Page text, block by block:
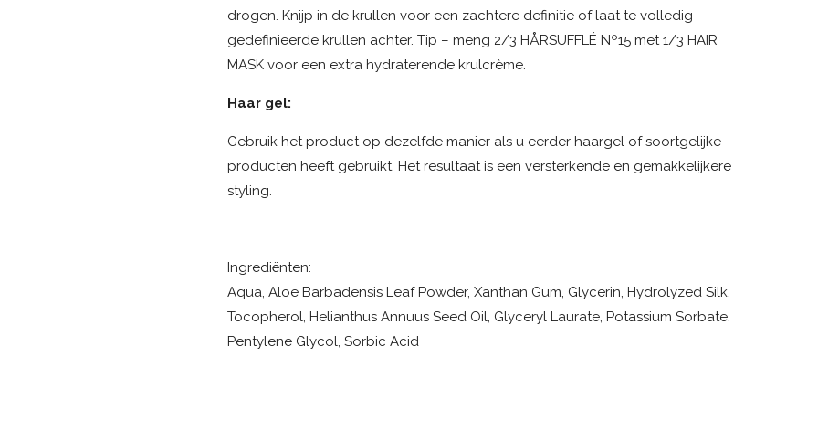
drogen. Knijp in de krullen voor een zachtere definitie of laat te volledig
gedefinieerde krullen achter. Tip – meng 2/3 HÅRSUFFLÉ Nº15 met 1/3 HAIR
MASK voor een extra hydraterende krulcrème.
Haar gel:
Gebruik het product op dezelfde manier als u eerder haargel of soortgelijke
producten heeft gebruikt. Het resultaat is een versterkende en gemakkelijkere
styling.
Ingrediënten:
Aqua, Aloe Barbadensis Leaf Powder, Xanthan Gum, Glycerin, Hydrolyzed Silk,
Tocopherol, Helianthus Annuus Seed Oil, Glyceryl Laurate, Potassium Sorbate,
Pentylene Glycol, Sorbic Acid